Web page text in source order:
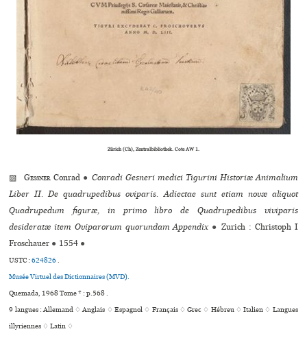
Zürich (Ch), Zentralbibliothek. Cote AW 1.
▨Gessner Conrad ● Conradi Gesneri medici Tigurini Historiæ Animalium
Liber II. De quadrupedibus oviparis. Adiectae sunt etiam novæ aliquot
Quadrupedum figuræ, in primo libro de Quadrupedibus viviparis
desideratæ item Oviparorum quorundam Appendix ● Zurich : Christoph I
Froschauer ● 1554 ●
USTC :624826.
Musée Virtuel des Dictionnaires (MVD).
Quemada, 1968 Tome * : p.568 .
9 langues :Allemand ♢Anglais ♢ Espagnol ♢ Français ♢Grec ♢ Hébreu ♢Italien ♢ Langues
illyriennes ♢Latin ♢